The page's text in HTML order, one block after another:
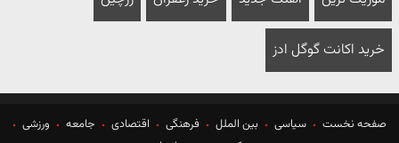
خرید اکانت گوگل ادز
صفحه نخست سیاسی بین الملل فرهنگی اقتصادی جامعه
ورزشی